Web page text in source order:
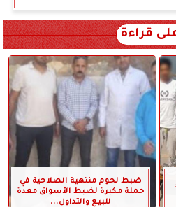
قراءة
ضبط لحوم منتهية الصلاحية في
حملة مكبرة لضبط الأسواق معدة
للبيع والتداول...